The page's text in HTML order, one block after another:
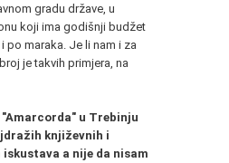
gradu države, u
koji ima godišnji budžet
po maraka. Je li nam i za
je takvih primjera, na
u Trebinju
književnih i
a nije da nisam